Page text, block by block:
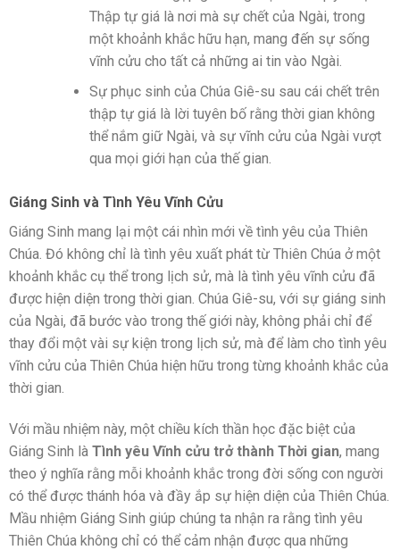
Thập tự giá là nơi mà sự chết của Ngài, trong
một khoảnh khắc hữu hạn, mang đến sự sống
vĩnh cửu cho tất cả những ai tin vào Ngài.
Sự phục sinh của Chúa Giê-su sau cái chết trên
thập tự giá là lời tuyên bố rằng thời gian không
thể nắm giữ Ngài, và sự vĩnh cửu của Ngài vượt
qua mọi giới hạn của thế gian.
Giáng Sinh và Tình Yêu Vĩnh Cửu
Giáng Sinh mang lại một cái nhìn mới về tình yêu của Thiên
Chúa. Đó không chỉ là tình yêu xuất phát từ Thiên Chúa ở một
khoảnh khắc cụ thể trong lịch sử, mà là tình yêu vĩnh cửu đã
được hiện diện trong thời gian. Chúa Giê-su, với sự giáng sinh
của Ngài, đã bước vào trong thế giới này, không phải chỉ để
thay đổi một vài sự kiện trong lịch sử, mà để làm cho tình yêu
vĩnh cửu của Thiên Chúa hiện hữu trong từng khoảnh khắc của
thời gian.
Với mầu nhiệm này, một chiều kích thần học đặc biệt của
Giáng Sinh là Tình yêu Vĩnh cửu trở thành Thời gian, mang
theo ý nghĩa rằng mỗi khoảnh khắc trong đời sống con người
có thể được thánh hóa và đầy ắp sự hiện diện của Thiên Chúa.
Mầu nhiệm Giáng Sinh giúp chúng ta nhận ra rằng tình yêu
Thiên Chúa không chỉ có thể cảm nhận được qua những